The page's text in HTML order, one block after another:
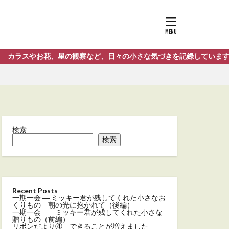
やお花、星の観察など、日々の小さな気づきを記録しています。
検索
検索
Recent Posts
一期一会 ― ミッキー君が残してくれた小さなお
くりもの 朝の光に抱かれて（後編）
一期一会――ミッキー君が残してくれた小さな
贈りもの（前編）
リボンだより④ できることが増えました